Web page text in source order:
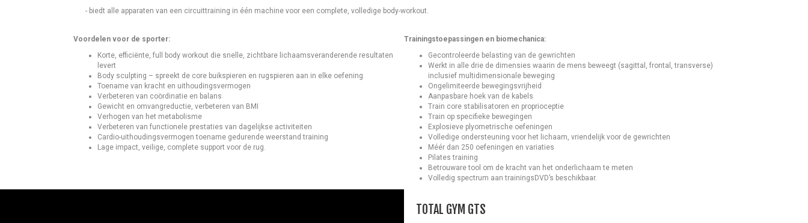
- biedt alle apparaten van een circuittraining in één machine voor een complete, volledige body-workout.
Voordelen voor de sporter:
Korte, efficiënte, full body workout die snelle, zichtbare lichaamsveranderende resultaten
levert
Body sculpting – spreekt de core buikspieren en rugspieren aan in elke oefening
Toename van kracht en uithoudingsvermogen
Verbeteren van coördinatie en balans
Gewicht en omvangreductie, verbeteren van BMI
Verhogen van het metabolisme
Verbeteren van functionele prestaties van dagelijkse activiteiten
Cardio-uithoudingsvermogen toename gedurende weerstand training
Lage impact, veilige, complete support voor de rug.
Trainingstoepassingen en biomechanica:
Gecontroleerde belasting van de gewrichten
Werkt in alle drie de dimensies waarin de mens beweegt (sagittal, frontal, transverse)
inclusief multidimensionale beweging
Ongelimiteerde bewegingsvrijheid
Aanpasbare hoek van de kabels
Train core stabilisatoren en proprioceptie
Train op specifieke bewegingen
Explosieve plyometrische oefeningen
Volledige ondersteuning voor het lichaam, vriendelijk voor de gewrichten
Méér dan 250 oefeningen en variaties
Pilates training
Betrouware tool om de kracht van het onderlichaam te meten
Volledig spectrum aan trainingsDVD’s beschikbaar.
TOTAL GYM GTS